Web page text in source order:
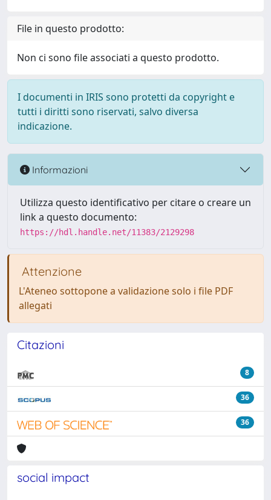
File in questo prodotto:
Non ci sono file associati a questo prodotto.
I documenti in IRIS sono protetti da copyright e
tutti i diritti sono riservati, salvo diversa
indicazione.
Informazioni
Utilizza questo identificativo per citare o creare un
link a questo documento:
https://hdl.handle.net/11383/2129298
Attenzione
L'Ateneo sottopone a validazione solo i file PDF
allegati
Citazioni
8
36
36
social impact